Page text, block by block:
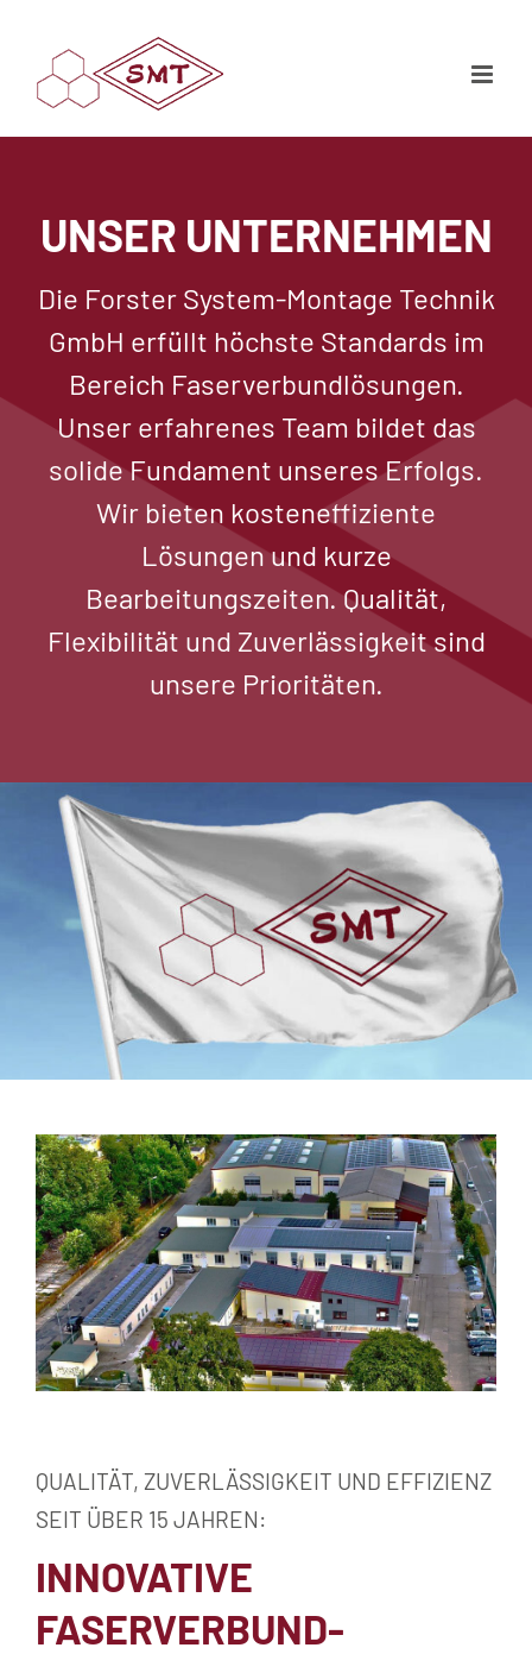
springen
UNSER UNTERNEHMEN
Die Forster System-Montage Technik
GmbH erfüllt höchste Standards im
Bereich Faserverbundlösungen.
Unser erfahrenes Team bildet das
solide Fundament unseres Erfolgs.
Wir bieten kosteneffiziente
Lösungen und kurze
Bearbeitungszeiten. Qualität,
Flexibilität und Zuverlässigkeit sind
unsere Prioritäten.
QUALITÄT, ZUVERLÄSSIGKEIT UND EFFIZIENZ
SEIT ÜBER 15 JAHREN:
INNOVATIVE
FASERVERBUND-